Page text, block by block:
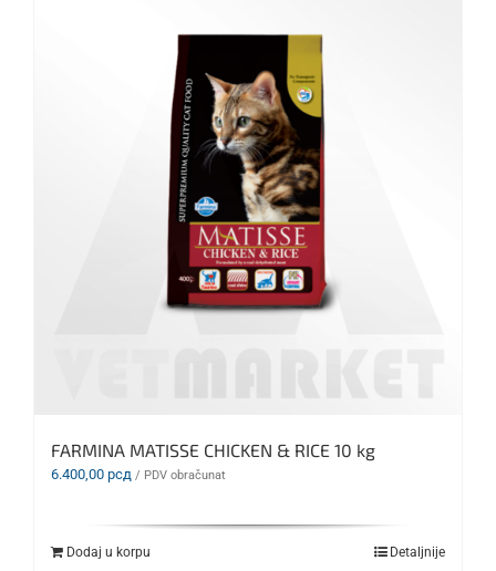
FARMINA MATISSE CHICKEN & RICE 10 kg
6.400,00 рсд / PDV obračunat
Dodaj u korpu Detaljnije